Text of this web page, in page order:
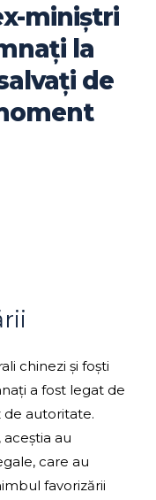
miniștri
la
de
chinezi și foști
a fost legat de
de autoritate.
au
care au
favorizării